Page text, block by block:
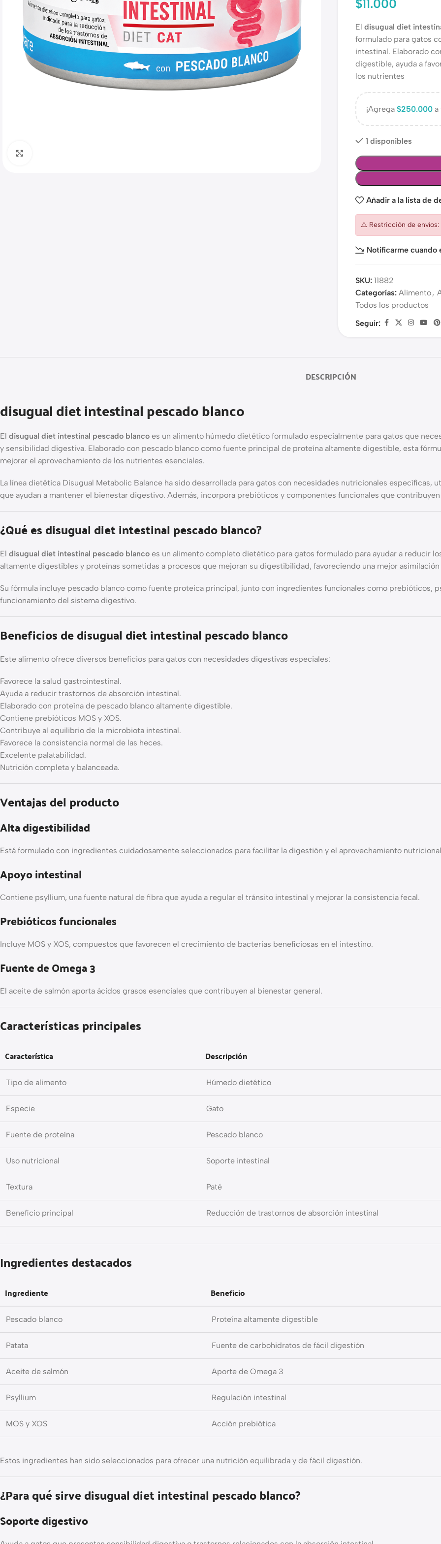
$11.000
El disugual diet
formulado para gatos
intestinal. Elaborado
digestible, ayuda a
los nutrientes
¡Agrega $250.000 a
1 disponibles
Añadir a la lista de
⚠️ Restricción de envíos:
Notificarme cuando
SKU: 11882
Categorías: Alimento,
Todos los productos
Seguir:
DESCRIPCIÓN
disugual diet intestinal pescado blanco
El disugual diet intestinal pescado blanco es un alimento húmedo dietético formulado especialmente para gatos que
y sensibilidad digestiva. Elaborado con pescado blanco como fuente principal de proteína altamente digestible, esta
mejorar el aprovechamiento de los nutrientes esenciales.
La línea dietética Disugual Metabolic Balance ha sido desarrollada para gatos con necesidades nutricionales específicas,
que ayudan a mantener el bienestar digestivo. Además, incorpora prebióticos y componentes funcionales que
¿Qué es disugual diet intestinal pescado blanco?
El disugual diet intestinal pescado blanco es un alimento completo dietético para gatos formulado para ayudar a reducir
altamente digestibles y proteínas sometidas a procesos que mejoran su digestibilidad, favoreciendo una mejor
Su fórmula incluye pescado blanco como fuente proteica principal, junto con ingredientes funcionales como prebióticos,
funcionamiento del sistema digestivo.
Beneficios de disugual diet intestinal pescado blanco
Este alimento ofrece diversos beneficios para gatos con necesidades digestivas especiales:
Favorece la salud gastrointestinal.
Ayuda a reducir trastornos de absorción intestinal.
Elaborado con proteína de pescado blanco altamente digestible.
Contiene prebióticos MOS y XOS.
Contribuye al equilibrio de la microbiota intestinal.
Favorece la consistencia normal de las heces.
Excelente palatabilidad.
Nutrición completa y balanceada.
Ventajas del producto
Alta digestibilidad
Está formulado con ingredientes cuidadosamente seleccionados para facilitar la digestión y el aprovechamiento
Apoyo intestinal
Contiene psyllium, una fuente natural de fibra que ayuda a regular el tránsito intestinal y mejorar la consistencia fecal.
Prebióticos funcionales
Incluye MOS y XOS, compuestos que favorecen el crecimiento de bacterias beneficiosas en el intestino.
Fuente de Omega 3
El aceite de salmón aporta ácidos grasos esenciales que contribuyen al bienestar general.
Características principales
Característica Descripción
Tipo de alimento Húmedo dietético
Especie Gato
Fuente de proteína Pescado blanco
Uso nutricional Soporte intestinal
Textura Paté
Beneficio principal Reducción de trastornos de absorción intestinal
Ingredientes destacados
Ingrediente Beneficio
Pescado blanco Proteína altamente digestible
Patata Fuente de carbohidratos de fácil digestión
Aceite de salmón Aporte de Omega 3
Psyllium Regulación intestinal
MOS y XOS Acción prebiótica
Estos ingredientes han sido seleccionados para ofrecer una nutrición equilibrada y de fácil digestión.
¿Para qué sirve disugual diet intestinal pescado blanco?
Soporte digestivo